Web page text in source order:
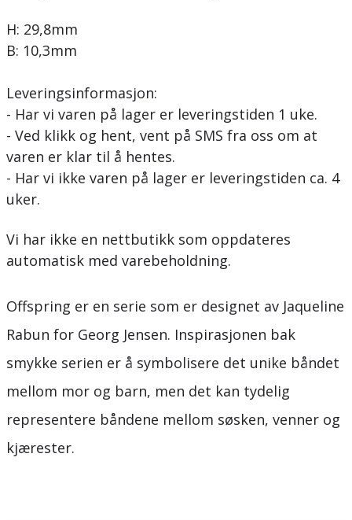
H: 29,8mm
B: 10,3mm
Leveringsinformasjon:
- Har vi varen på lager er leveringstiden 1 uke.
- Ved klikk og hent, vent på SMS fra oss om at
varen er klar til å hentes.
- Har vi ikke varen på lager er leveringstiden ca. 4
uker.
Vi har ikke en nettbutikk som oppdateres
automatisk med varebeholdning.
Offspring er en serie som er designet av Jaqueline
Rabun for Georg Jensen. Inspirasjonen bak
smykke serien er å symbolisere det unike båndet
mellom mor og barn, men det kan tydelig
representere båndene mellom søsken, venner og
kjærester.